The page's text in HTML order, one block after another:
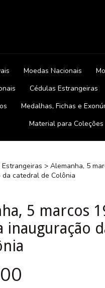
Moedas Nacionais
Cédulas Estrangeiras
Medalhas, Fichas e
Material para Coleções
> Alemanha, 5
catedral de Colônia
5 marcos
inauguração